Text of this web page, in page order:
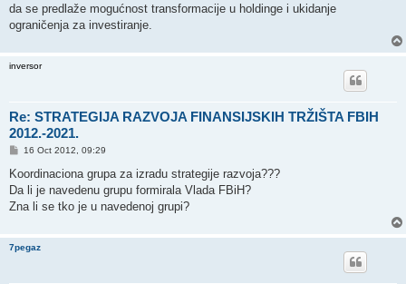
da se predlaže mogućnost transformacije u holdinge i ukidanje
ograničenja za investiranje.
inversor
Re: STRATEGIJA RAZVOJA FINANSIJSKIH TRŽIŠTA FBIH
2012.-2021.
P
s
16 Oct 2012, 09:29
Koordinaciona grupa za izradu strategije razvoja???
Da li je navedenu grupu formirala Vlada FBiH?
Zna li se tko je u navedenoj grupi?
7pegaz